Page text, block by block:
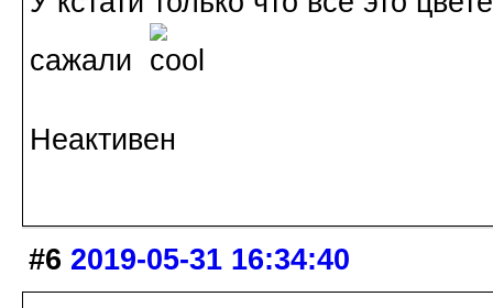
сажали
Неактивен
#6 2019-05-31 16:34:40